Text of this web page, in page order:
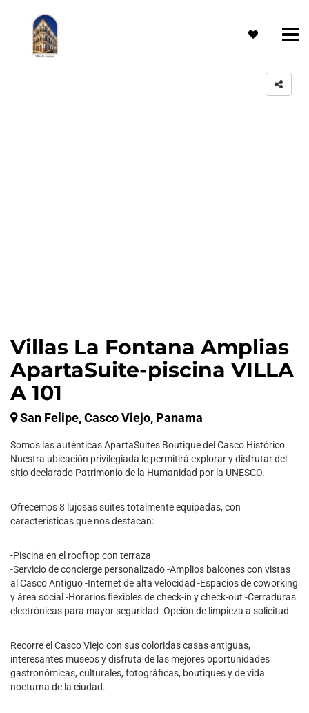
Villas La Fontana Amplias
ApartaSuite-piscina VILLA
A 101
San Felipe, Casco Viejo, Panama
Somos las auténticas ApartaSuites Boutique del Casco Histórico.
Nuestra ubicación privilegiada le permitirá explorar y disfrutar del
sitio declarado Patrimonio de la Humanidad por la UNESCO.
Ofrecemos 8 lujosas suites totalmente equipadas, con
características que nos destacan:
-Piscina en el rooftop con terraza
-Servicio de concierge personalizado -Amplios balcones con vistas
al Casco Antiguo -Internet de alta velocidad -Espacios de coworking
y área social -Horarios flexibles de check-in y check-out -Cerraduras
electrónicas para mayor seguridad -Opción de limpieza a solicitud
Recorre el Casco Viejo con sus coloridas casas antiguas,
interesantes museos y disfruta de las mejores oportunidades
gastronómicas, culturales, fotográficas, boutiques y de vida
nocturna de la ciudad.